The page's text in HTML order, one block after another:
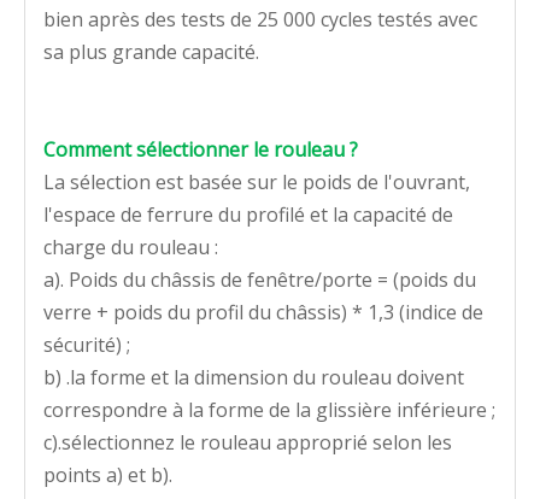
bien après des tests de 25 000 cycles testés avec
sa plus grande capacité.
Comment sélectionner le rouleau ?
La sélection est basée sur le poids de l'ouvrant,
l'espace de ferrure du profilé et la capacité de
charge du rouleau :
a). Poids du châssis de fenêtre/porte = (poids du
verre + poids du profil du châssis) * 1,3 (indice de
sécurité) ;
b) .la forme et la dimension du rouleau doivent
correspondre à la forme de la glissière inférieure ;
c).sélectionnez le rouleau approprié selon les
points a) et b).